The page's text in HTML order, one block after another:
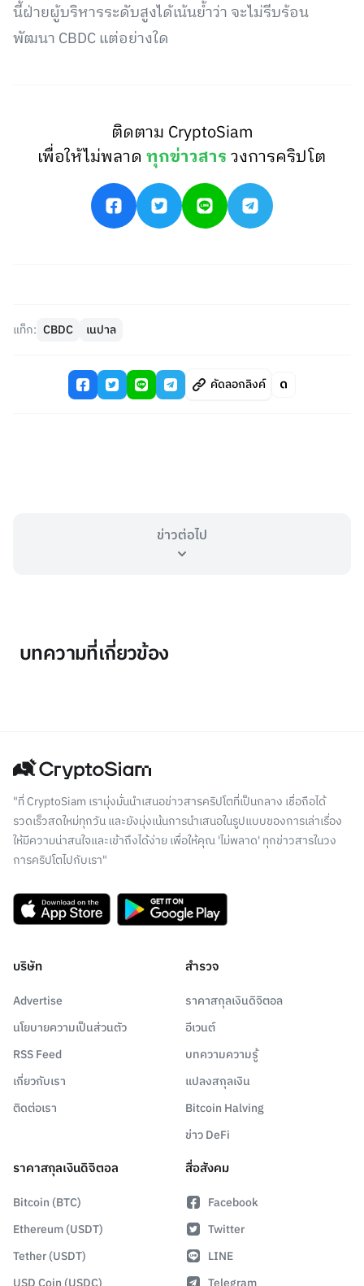
นี้ฝ่ายผู้บริหารระดับสูงได้เน้นย้ำว่า จะไม่รีบร้อน
พัฒนา CBDC แต่อย่างใด
ติดตาม CryptoSiam
เพื่อให้ไม่พลาดทุกข่าวสารวงการคริปโต
แท็ก: CBDC เนปาล
คัดลอกลิงค์
ข่าวต่อไป
บทความที่เกี่ยวข้อง
"ที่ CryptoSiam เรามุ่งมั่นนำเสนอข่าวสารคริปโตที่เป็นกลาง เชื่อถือได้
รวดเร็วสดใหม่ทุกวัน และยังมุ่งเน้นการนำเสนอในรูปแบบของการเล่าเรื่อง
ให้มีความน่าสนใจและเข้าถึงได้ง่าย เพื่อให้คุณ 'ไม่พลาด' ทุกข่าวสารในวง
การคริปโตไปกับเรา"
บริษัท
Advertise
นโยบายความเป็นส่วนตัว
RSS Feed
เกี่ยวกับเรา
ติดต่อเรา
สำรวจ
ราคาสกุลเงินดิจิตอล
อีเวนต์
บทความความรู้
แปลงสกุลเงิน
Bitcoin Halving
ข่าว DeFi
ราคาสกุลเงินดิจิตอล
Bitcoin (BTC)
Ethereum (USDT)
Tether (USDT)
สื่อสังคม
Facebook
Twitter
LINE